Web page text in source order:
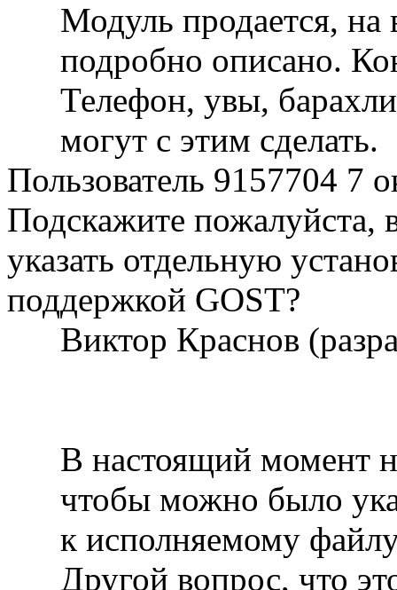
Модуль продается, на
подробно описано.
Телефон, увы,
могут с этим сделать.
Пользователь 9157704 7
Подскажите пожалуйста,
указать отдельную
поддержкой GOST?
Виктор Краснов
В настоящий момент
чтобы можно было
к исполняемому
Другой вопрос, что